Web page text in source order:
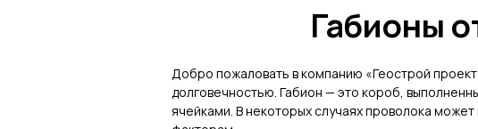
Габионы
Добро пожаловать в компанию «Геострой
долговечностью. Габион — это короб,
ячейками. В некоторых случаях проволока